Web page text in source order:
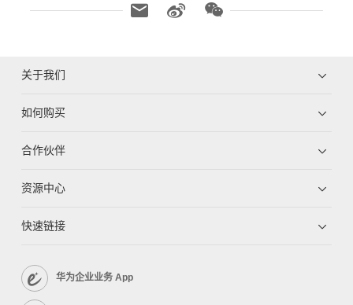
关于我们
如何购买
合作伙伴
资源中心
快速链接
华为企业业务 App